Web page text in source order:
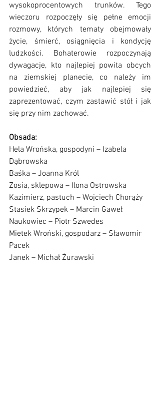
wysokoprocentowych trunków. Tego
wieczoru rozpoczęły się pełne emocji
rozmowy, których tematy obejmowały
życie, śmierć, osiągnięcia i kondycję
ludzkości. Bohaterowie rozpoczynają
dywagacje, kto najlepiej powita obcych
na ziemskiej planecie, co należy im
powiedzieć, aby jak najlepiej się
zaprezentować, czym zastawić stół i jak
się przy nim zachować.
Obsada:
Hela Wrońska, gospodyni – Izabela
Dąbrowska
Baśka – Joanna Król
Zosia, sklepowa – Ilona Ostrowska
Kazimierz, pastuch – Wojciech Chorąży
Stasiek Skrzypek – Marcin Gaweł
Naukowiec – Piotr Szwedes
Mietek Wroński, gospodarz – Sławomir
Pacek
Janek – Michał Żurawski